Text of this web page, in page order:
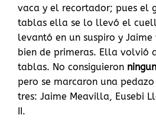
vaca y el recortador; pues el
tablas ella se lo llevó el
levantó en un suspiro y
bien de primeras. Ella volvió
tablas. No consiguieron
pero se marcaron una
tres: Jaime Meavilla, Eusebi
II.